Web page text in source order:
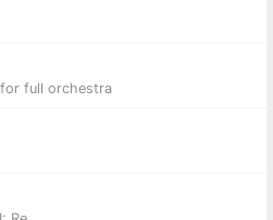
for full orchestra